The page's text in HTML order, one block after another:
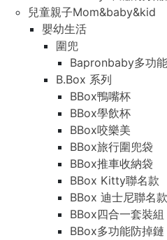
兒童親子Mom&baby&kid
嬰幼生活
圍兜
Bapronbaby多功
B.Box 系列
BBox鴨嘴杯
BBox學飲杯
BBox咬樂美
BBox旅行圍兜袋
BBox推車收納袋
BBox Kitty聯名款
BBox 迪士尼聯名款
BBox四合一套裝組
BBox多功能防掉鏈